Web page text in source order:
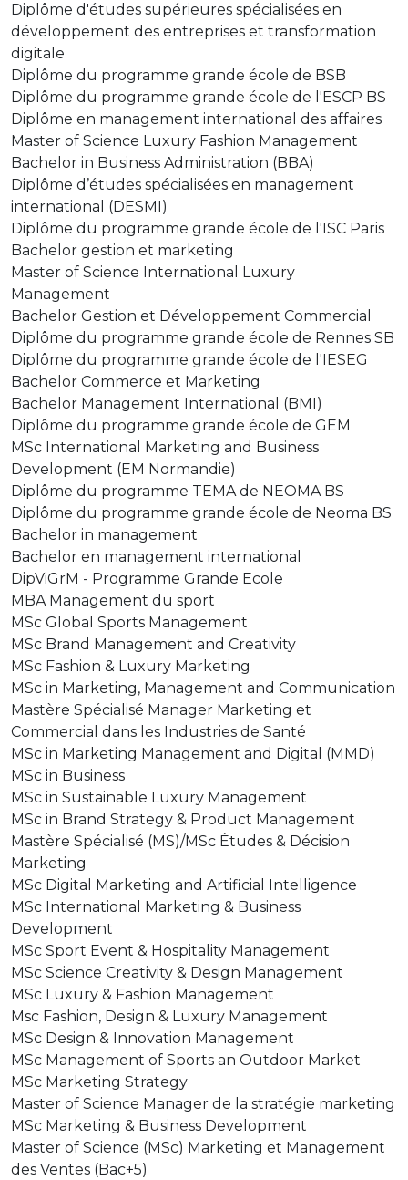
Diplôme d'études supérieures spécialisées en
développement des entreprises et transformation
digitale
Diplôme du programme grande école de BSB
Diplôme du programme grande école de l'ESCP BS
Diplôme en management international des affaires
Master of Science Luxury Fashion Management
Bachelor in Business Administration (BBA)
Diplôme d’études spécialisées en management
international (DESMI)
Diplôme du programme grande école de l'ISC Paris
Bachelor gestion et marketing
Master of Science International Luxury
Management
Bachelor Gestion et Développement Commercial
Diplôme du programme grande école de Rennes SB
Diplôme du programme grande école de l'IESEG
Bachelor Commerce et Marketing
Bachelor Management International (BMI)
Diplôme du programme grande école de GEM
MSc International Marketing and Business
Development (EM Normandie)
Diplôme du programme TEMA de NEOMA BS
Diplôme du programme grande école de Neoma BS
Bachelor in management
Bachelor en management international
DipViGrM - Programme Grande Ecole
MBA Management du sport
MSc Global Sports Management
MSc Brand Management and Creativity
MSc Fashion & Luxury Marketing
MSc in Marketing, Management and Communication
Mastère Spécialisé Manager Marketing et
Commercial dans les Industries de Santé
MSc in Marketing Management and Digital (MMD)
MSc in Business
MSc in Sustainable Luxury Management
MSc in Brand Strategy & Product Management
Mastère Spécialisé (MS)/MSc Études & Décision
Marketing
MSc Digital Marketing and Artificial Intelligence
MSc International Marketing & Business
Development
MSc Sport Event & Hospitality Management
MSc Science Creativity & Design Management
MSc Luxury & Fashion Management
Msc Fashion, Design & Luxury Management
MSc Design & Innovation Management
MSc Management of Sports an Outdoor Market
MSc Marketing Strategy
Master of Science Manager de la stratégie marketing
MSc Marketing & Business Development
Master of Science (MSc) Marketing et Management
des Ventes (Bac+5)